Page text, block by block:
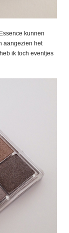
kunnen
aangezien het
ik toch eventjes